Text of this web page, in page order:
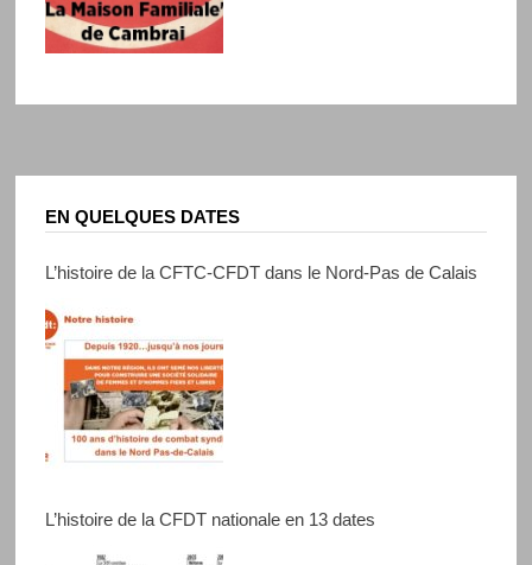
EN QUELQUES DATES
L’histoire de la CFTC-CFDT dans le Nord-Pas de Calais
L’histoire de la CFDT nationale en 13 dates